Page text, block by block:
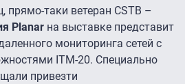
таки ветеран CSTB –
Planar на выставке представит
мониторинга сетей с
ITM-20. Специально
привезти